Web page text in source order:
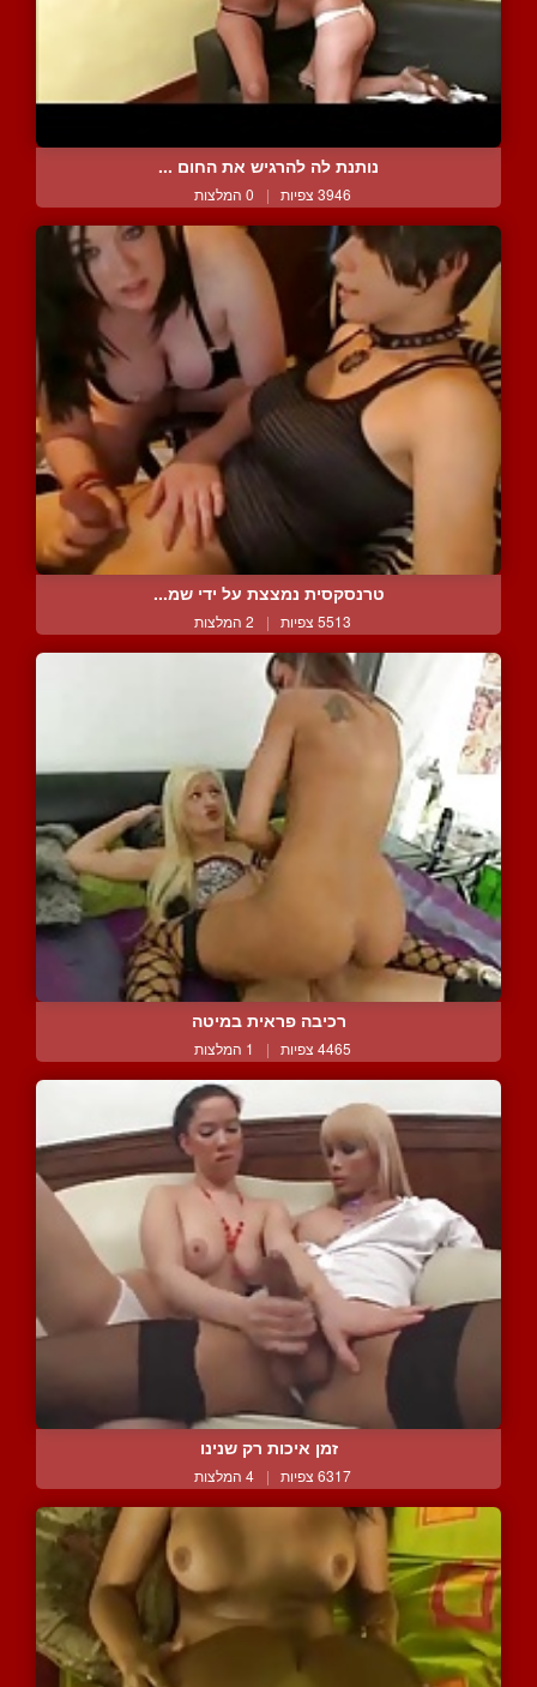
נותנת לה להרגיש את החום ...
3946 צפיות | 0 המלצות
טרנסקסית נמצצת על ידי שמ...
5513 צפיות | 2 המלצות
רכיבה פראית במיטה
4465 צפיות | 1 המלצות
זמן איכות רק שנינו
6317 צפיות | 4 המלצות